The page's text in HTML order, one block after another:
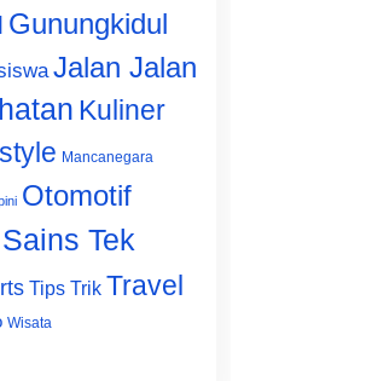
Gunungkidul
Jalan Jalan
Kuliner
Mancanegara
Otomotif
Sains Tek
Tips Trik Travel
Wisata